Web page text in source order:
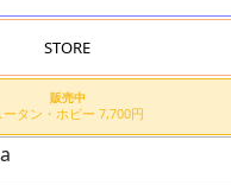
STORE
販売中
スータン・ホビー 7,700円